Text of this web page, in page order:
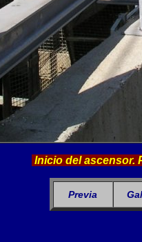
Inicio del ascensor.
Previa